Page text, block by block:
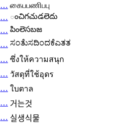
… கைபபணிபபு
… ంచిగచుడలెదు
… పింలెసబజ
… ಸಂತೆುಸದಿಂದಕೆಎತತ
… ซึ่งให้ความสนุก
… วัสดุที่ใช้อุดร
… ใบตาล
… 거는것
… 실생식물